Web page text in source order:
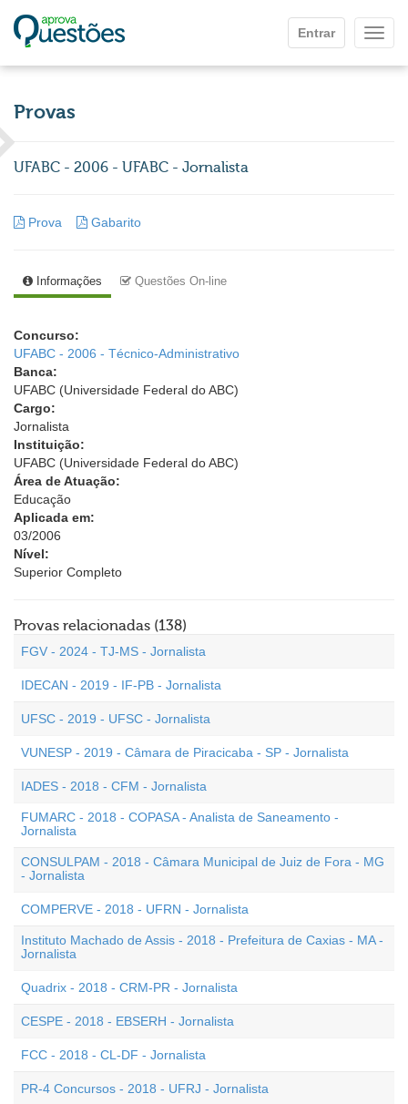
Entrar
Provas
UFABC - 2006 - UFABC - Jornalista
Prova Gabarito
Informações Questões On-line
Concurso:
UFABC - 2006 - Técnico-Administrativo
Banca:
UFABC (Universidade Federal do ABC)
Cargo:
Jornalista
Instituição:
UFABC (Universidade Federal do ABC)
Área de Atuação:
Educação
Aplicada em:
03/2006
Nível:
Superior Completo
Provas relacionadas (138)
FGV - 2024 - TJ-MS - Jornalista
IDECAN - 2019 - IF-PB - Jornalista
UFSC - 2019 - UFSC - Jornalista
VUNESP - 2019 - Câmara de Piracicaba - SP - Jornalista
IADES - 2018 - CFM - Jornalista
FUMARC - 2018 - COPASA - Analista de Saneamento -
Jornalista
CONSULPAM - 2018 - Câmara Municipal de Juiz de Fora - MG
- Jornalista
COMPERVE - 2018 - UFRN - Jornalista
Instituto Machado de Assis - 2018 - Prefeitura de Caxias - MA -
Jornalista
Quadrix - 2018 - CRM-PR - Jornalista
CESPE - 2018 - EBSERH - Jornalista
FCC - 2018 - CL-DF - Jornalista
PR-4 Concursos - 2018 - UFRJ - Jornalista